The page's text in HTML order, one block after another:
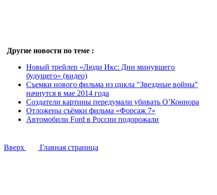
Другие новости по теме :
Новый трейлер «Люди Икс: Дни минувшего
будущего» (видео)
Съемки нового фильма из цикла "Звездные войны"
начнутся в мае 2014 года
Создатели картины передумали убивать О’Коннора
Отложены съёмки фильма «Форсаж 7»
Автомобили Ford в России подорожали
Вверх Главная страница